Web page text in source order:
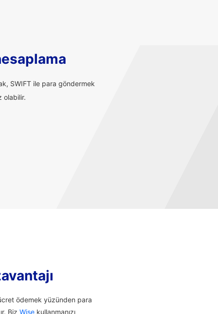
SWIFT ile para göndermek
olabilir.
ödemek yüzünden para
Biz Wise kullanmanızı